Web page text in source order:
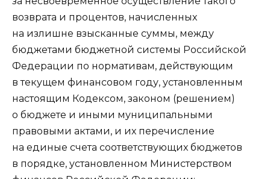
возврата и процентов, начисленных
на излишне взысканные суммы, между
бюджетами бюджетной системы Российской
Федерации по нормативам, действующим
в текущем финансовом году, установленным
настоящим Кодексом, законом (решением)
о бюджете и иными муниципальными
правовыми актами, и их перечисление
на единые счета соответствующих бюджетов
в порядке, установленном Министерством